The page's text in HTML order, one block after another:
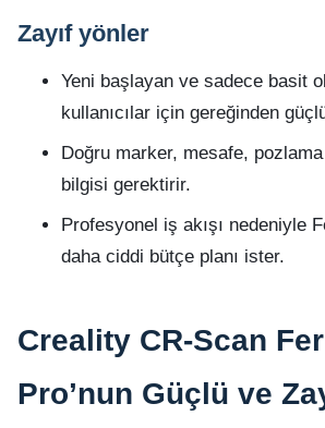
Zayıf yönler
Yeni başlayan ve sadece basit
kullanıcılar için gereğinden
Doğru marker, mesafe,
bilgisi gerektirir.
Profesyonel iş akışı nedeniyle
daha ciddi bütçe planı ister.
Creality CR-Scan
Pro’nun Güçlü ve